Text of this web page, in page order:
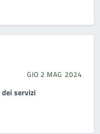
GIO 2 MAG 2024
servizi